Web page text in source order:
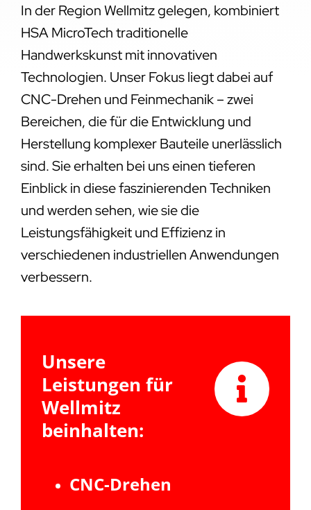
In der Region Wellmitz gelegen, kombiniert
HSA MicroTech traditionelle
Handwerkskunst mit innovativen
Technologien. Unser Fokus liegt dabei auf
CNC-Drehen und Feinmechanik – zwei
Bereichen, die für die Entwicklung und
Herstellung komplexer Bauteile unerlässlich
sind. Sie erhalten bei uns einen tieferen
Einblick in diese faszinierenden Techniken
und werden sehen, wie sie die
Leistungsfähigkeit und Effizienz in
verschiedenen industriellen Anwendungen
verbessern.
Unsere
Leistungen für
Wellmitz
beinhalten:
CNC-Drehen